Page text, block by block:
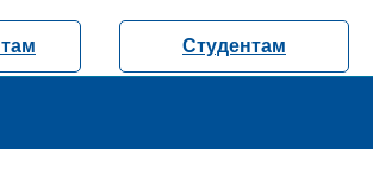
Студентам